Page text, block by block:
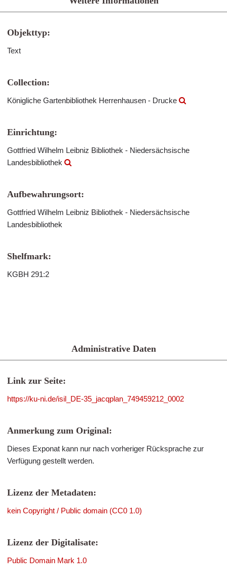
Objekttyp:
Text
Collection:
Königliche Gartenbibliothek Herrenhausen - Drucke
Einrichtung:
Gottfried Wilhelm Leibniz Bibliothek - Niedersächsische
Landesbibliothek
Aufbewahrungsort:
Gottfried Wilhelm Leibniz Bibliothek - Niedersächsische
Landesbibliothek
Shelfmark:
KGBH 291:2
Administrative Daten
Link zur Seite:
https://ku-ni.de/isil_DE-35_jacqplan_749459212_0002
Anmerkung zum Original:
Dieses Exponat kann nur nach vorheriger Rücksprache zur
Verfügung gestellt werden.
Lizenz der Metadaten:
kein Copyright / Public domain (CC0 1.0)
Lizenz der Digitalisate:
Public Domain Mark 1.0